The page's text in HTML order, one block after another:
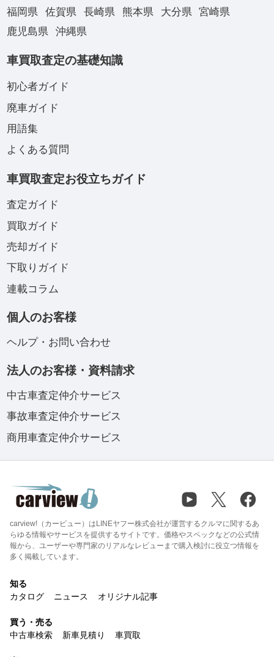
福岡県
佐賀県 長崎県 熊本県 大分県
宮崎県
鹿児島県
沖縄県
車買取査定の基礎知識
初心者ガイド
廃車ガイド
用語集
よくある質問
車買取査定お役立ちガイド
査定ガイド
買取ガイド
売却ガイド
下取りガイド
連載コラム
個人のお客様
ヘルプ・お問い合わせ
法人のお客様・資料請求
中古車査定仲介サービス
事故車査定仲介サービス
商用車査定仲介サービス
carview!（カービュー）はLINEヤフー株式会社が運営するクルマに関するあ
らゆる情報やサービスを提供するサイトです。価格やスペックなどの公式情
報から、ユーザーや専門家のリアルなレビューまで購入検討に役立つ情報を
多く掲載しています。
知る
カタログ
ニュース オリジナル記事
買う・売る
中古車検索
新車見積り 車買取